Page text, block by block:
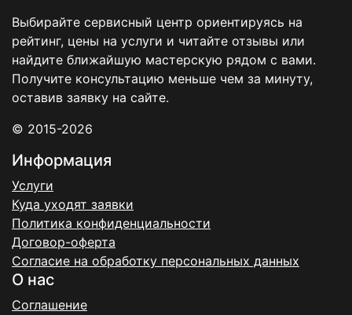
Выбирайте сервисный центр ориентируясь на
рейтинг, цены на услуги и читайте отзывы или
найдите ближайшую мастерскую рядом с вами.
Получите консультацию меньше чем за минуту,
оставив заявку на сайте.
© 2015-2026
Информация
Услуги
Куда уходят заявки
Политика конфиденциальности
Договор-оферта
Согласие на обработку персональных данных
О нас
Соглашение